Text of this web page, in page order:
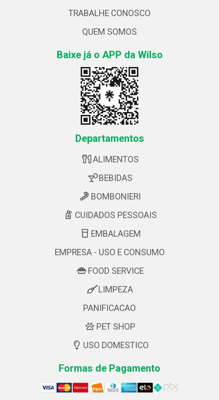
TRABALHE CONOSCO
QUEM SOMOS
Baixe já o APP da Wilso
Departamentos
ALIMENTOS
BEBIDAS
BOMBONIERI
CUIDADOS PESSOAIS
EMBALAGEM
EMPRESA - USO E CONSUMO
FOOD SERVICE
LIMPEZA
PANIFICACAO
PET SHOP
USO DOMESTICO
Formas de Pagamento